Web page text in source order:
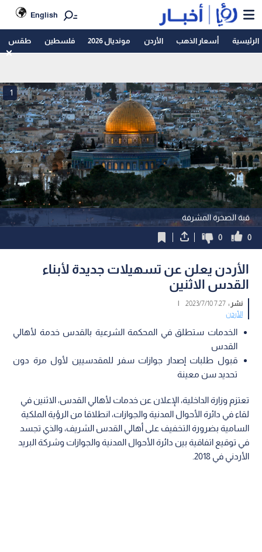
English
الرئيسية أسعار الذهب الأردن مونديال 2026 فلسطين طقس
قبة الصخرة المشرفة
1
0
0
الأردن يعلن عن تسهيلات جديدة لأبناء
القدس الاثنين
نشر :7:27 2023/7/10
|
الأردن
الخدمات ستطلق في المحكمة الشرعية بالقدس خدمة لأهالي
القدس
قبول طلبات إصدار جوازات سفر للمقدسيين لأول مرة دون
تحديد سن معينة
تعتزم وزارة الداخلية، الإعلان عن خدمات لأهالي القدس، الاثنين في
لقاء في دائرة الأحوال المدنية والجوازات، انطلاقا من الرؤية الملكية
السامية بضرورة التخفيف على أهالي القدس الشريف، والذي تجسد
في توقيع اتفاقية بين دائرة الأحوال المدنية والجوازات وشركة البريد
الأردني في 2018.